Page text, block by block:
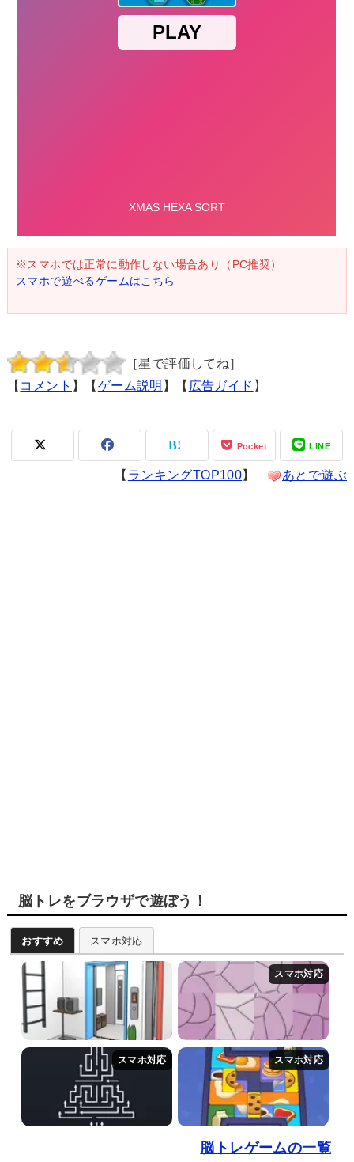
※スマホでは正常に動作しない場合あり（PC推奨）
スマホで遊べるゲームはこちら
［星で評価してね］
【 コメント 】【 ゲーム説明 】【 広告ガイド 】
Pocket LINE
【 ランキングTOP100】 あとで遊ぶ
脳トレをブラウザで遊ぼう！
おすすめ スマホ対応
脳トレゲームの一覧